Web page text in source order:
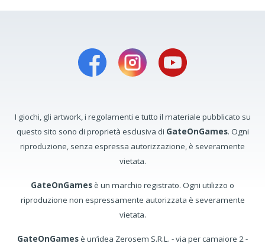
I giochi, gli artwork, i regolamenti e tutto il materiale pubblicato su
questo sito sono di proprietà esclusiva di GateOnGames. Ogni
riproduzione, senza espressa autorizzazione, è severamente
vietata.
GateOnGamesè un marchio registrato. Ogni utilizzo o
riproduzione non espressamente autorizzata è severamente
vietata.
GateOnGamesè un’idea Zerosem S.R.L. - via per camaiore 2 -